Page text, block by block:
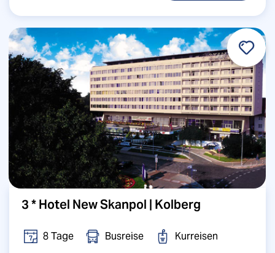
3 * Hotel New Skanpol | Kolberg
8 Tage Busreise
Kurreisen